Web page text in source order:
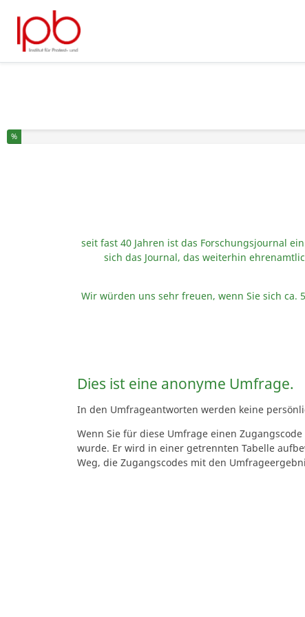
Sie haben % dieser Umfrage fertiggestellt.
%
seit fast 40 Jahren ist das Forschungsjournal
sich das Journal, das weiterhin
Wir würden uns sehr freuen, wenn Siesich ca.
Dies ist eine anonyme Umfrage.
In den Umfrageantworten werden keine
Wenn Sie für diese Umfrage einen
wurde. Er wird in einer getrennten Tabelle
Weg, die Zugangscodes mit den